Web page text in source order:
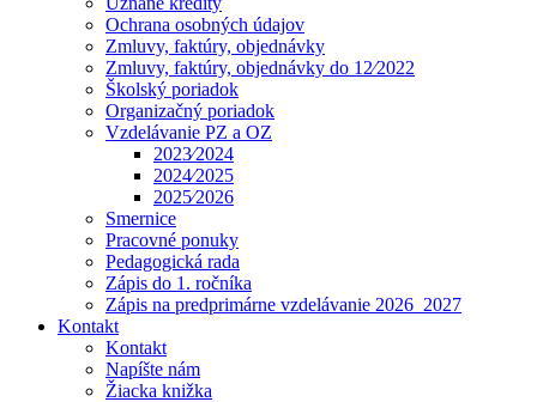
Ochrana osobných údajov
Zmluvy, faktúry, objednávky
Zmluvy, faktúry, objednávky do 12⁄2022
Školský poriadok
Organizačný poriadok
Vzdelávanie PZ a OZ
2023⁄2024
2024⁄2025
2025⁄2026
Smernice
Pracovné ponuky
Pedagogická rada
Zápis do 1. ročníka
Zápis na predprimárne vzdelávanie 2026_2027
Kontakt
Kontakt
Napíšte nám
Žiacka knižka